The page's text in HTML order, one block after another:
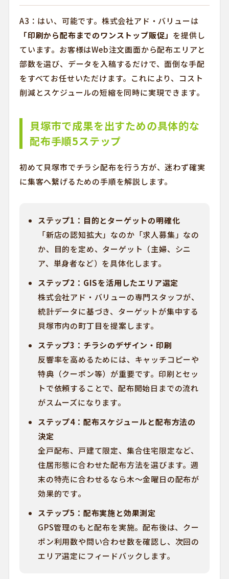
A3：はい、可能です。株式会社アド・バリューは
「印刷から配布までのワンストップ販促」 を提供し
ています。お客様はWeb注文画面から配布エリアと
部数を選び、データを入稿するだけで、面倒な手配
をすべてお任せいただけます。これにより、コスト
削減とスケジュールの短縮を同時に実現できます。
貝塚市で成果を出すための具体的な
配布手順5ステップ
初めて貝塚市でチラシ配布を行う方が、迷わず確実
に集客へ繋げるための手順を解説します。
ステップ1：目的とターゲットの明確化
「新店の認知拡大」なのか「求人募集」なの
か、目的を定め、ターゲット（主婦、シニ
ア、単身者など）を具体化します。
ステップ2：GISを活用したエリア選定
株式会社アド・バリューの専門スタッフが、
統計データに基づき、ターゲットが集中する
貝塚市内の町丁目を提案します。
ステップ3：チラシのデザイン・印刷
反響率を高めるためには、キャッチコピーや
特典（クーポン等）が重要です。印刷とセッ
トで依頼することで、配布開始日までの流れ
がスムーズになります。
ステップ4：配布スケジュールと配布方法の
決定
全戸配布、戸建て限定、集合住宅限定など、
住居形態に合わせた配布方法を選びます。週
末の特売に合わせるなら木〜金曜日の配布が
効果的です。
ステップ5：配布実施と効果測定
GPS管理のもと配布を実施。配布後は、クー
ポン利用数や問い合わせ数を確認し、次回の
エリア選定にフィードバックします。